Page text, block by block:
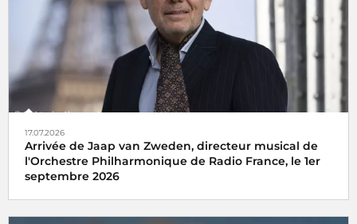
17.07.2026
Arrivée de Jaap van Zweden, directeur musical de
l'Orchestre Philharmonique de Radio France, le 1er
septembre 2026